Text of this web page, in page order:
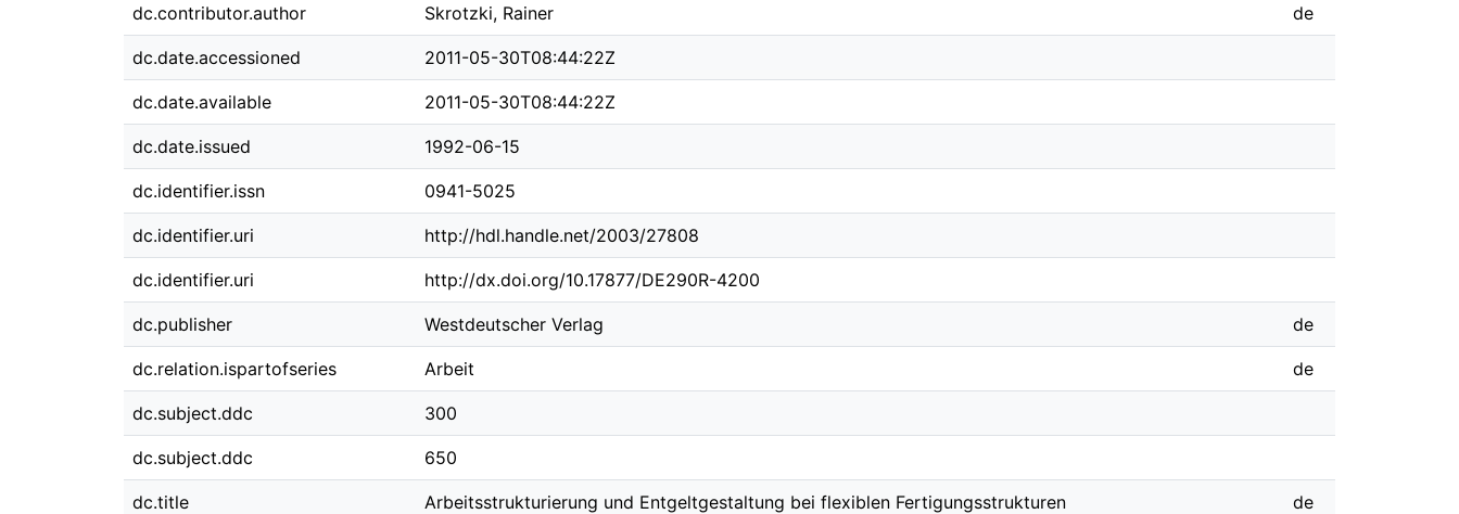
dc.contributor.author Skrotzki, Rainer de
dc.date.accessioned 2011-05-30T08:44:22Z
dc.date.available 2011-05-30T08:44:22Z
dc.date.issued 1992-06-15
dc.identifier.issn 0941-5025
dc.identifier.uri http://hdl.handle.net/2003/27808
dc.identifier.uri http://dx.doi.org/10.17877/DE290R-4200
dc.publisher Westdeutscher Verlag de
dc.relation.ispartofseries Arbeit de
dc.subject.ddc 300
dc.subject.ddc 650
dc.title Arbeitsstrukturierung und Entgeltgestaltung bei flexiblen Fertigungsstrukturen de